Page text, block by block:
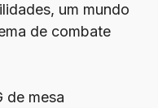
um mundo
de combate
de mesa